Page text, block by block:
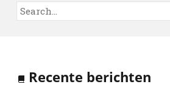
Recente berichten